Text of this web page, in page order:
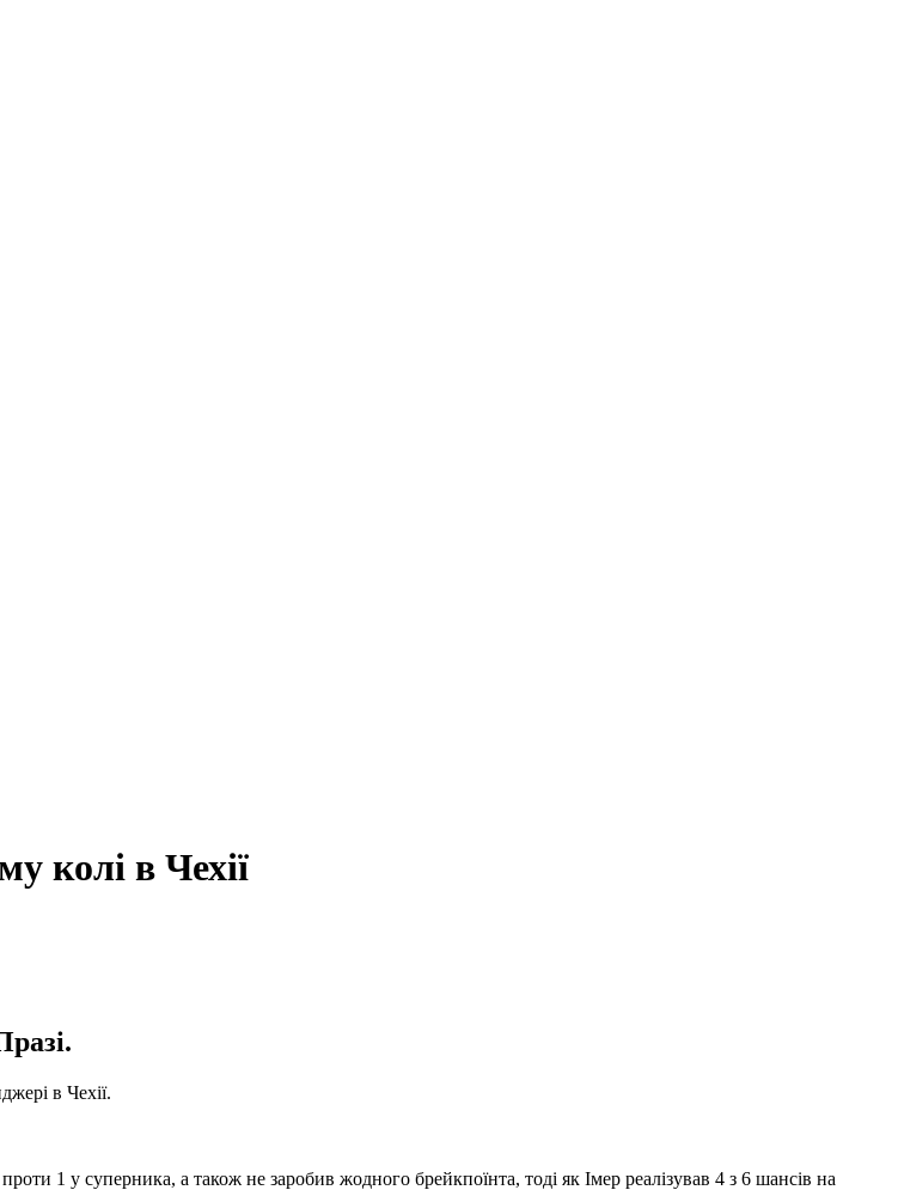
колі в Чехії
в Чехії.
1 у суперника, а також не заробив жодного брейкпоїнта, тоді як Імер реалізував 4 з 6 шансів на